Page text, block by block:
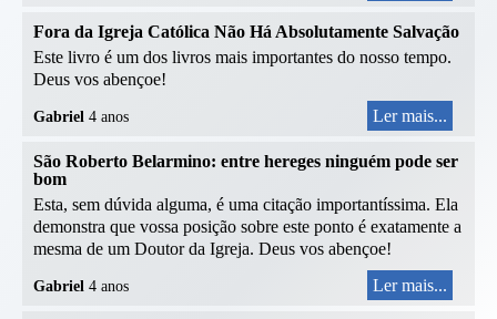
Fora da Igreja Católica Não Há Absolutamente Salvação
Este livro é um dos livros mais importantes do nosso tempo.
Deus vos abençoe!
Gabriel 4 anos Ler mais...
São Roberto Belarmino: entre hereges ninguém pode ser
bom
Esta, sem dúvida alguma, é uma citação importantíssima. Ela
demonstra que vossa posição sobre este ponto é exatamente a
mesma de um Doutor da Igreja. Deus vos abençoe!
Gabriel 4 anos Ler mais...